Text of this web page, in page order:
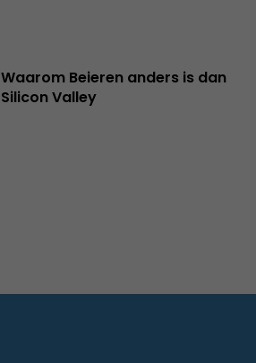
Waarom Beieren anders is dan
Silicon Valley